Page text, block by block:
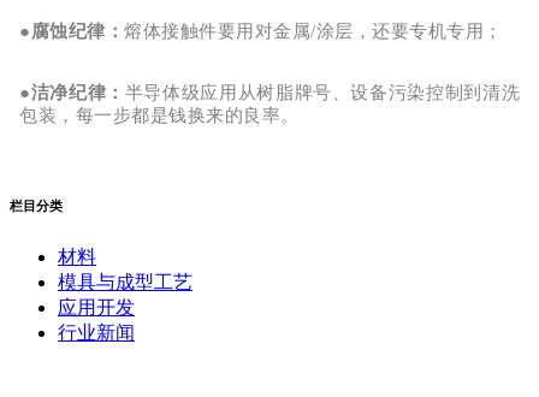
●腐蚀纪律 ： 熔体接触件要用对金属/涂层，还要专机专用；
●洁净纪律 ： 半导体级应用从树脂牌号、设备污染控制到清洗
包装，每一步都是钱换来的良率。
栏目分类
材料
模具与成型工艺
应用开发
行业新闻